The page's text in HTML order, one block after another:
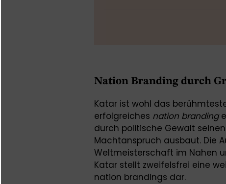
Nation Branding durch
Katar ist wohl das
erfolgreiches nation branding
durch politische Gewalt
Machtanspruch ausbaut. Die
Weltmeisterschaft im Nahen
Katar stellt zweifelsfrei eine
nation brandings dar.